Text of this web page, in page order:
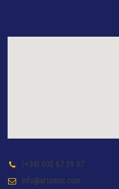
(+34) 602 67 29 97
info@artsmus.com